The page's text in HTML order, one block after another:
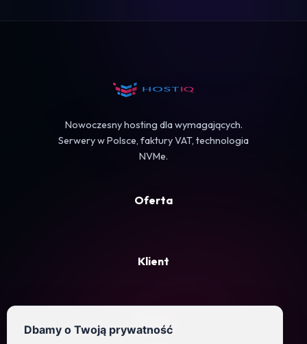
Nowoczesny hosting dla wymagających.
Serwery w Polsce, faktury VAT, technologia
NVMe.
Oferta
Klient
Firma
Dbamy o Twoją prywatność